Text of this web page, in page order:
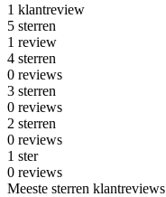
1 klantreview
5 sterren
1 review
4 sterren
0 reviews
3 sterren
0 reviews
2 sterren
0 reviews
1 ster
0 reviews
Meeste sterren klantreviews